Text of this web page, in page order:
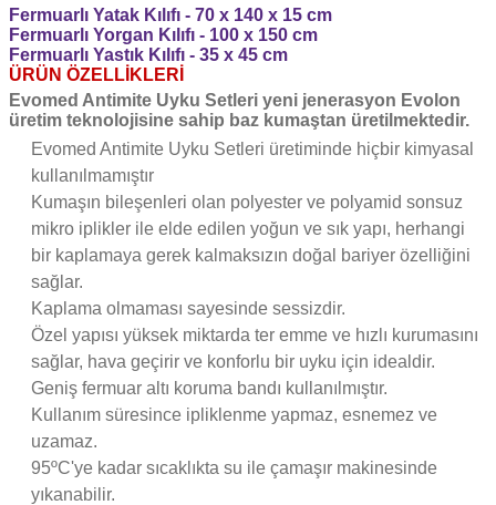
Fermuarlı Yatak Kılıfı - 70 x 140 x 15 cm
Fermuarlı Yorgan Kılıfı - 100 x 150 cm
Fermuarlı Yastık Kılıfı - 35 x 45 cm
ÜRÜN ÖZELLİKLERİ
Evomed Antimite Uyku Setleri yeni jenerasyon Evolon
üretim teknolojisine sahip baz kumaştan üretilmektedir.
Evomed Antimite Uyku Setleri üretiminde hiçbir kimyasal
kullanılmamıştır
Kumaşın bileşenleri olan polyester ve polyamid sonsuz
mikro iplikler ile elde edilen yoğun ve sık yapı, herhangi
bir kaplamaya gerek kalmaksızın doğal bariyer özelliğini
sağlar.
Kaplama olmaması sayesinde sessizdir.
Özel yapısı yüksek miktarda ter emme ve hızlı kurumasını
sağlar, hava geçirir ve konforlu bir uyku için idealdir.
Geniş fermuar altı koruma bandı kullanılmıştır.
Kullanım süresince ipliklenme yapmaz, esnemez ve
uzamaz.
95ºC'ye kadar sıcaklıkta su ile çamaşır makinesinde
yıkanabilir.